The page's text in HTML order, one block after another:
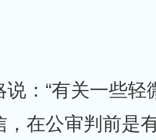
说：“有关一些轻
，在公审判前是